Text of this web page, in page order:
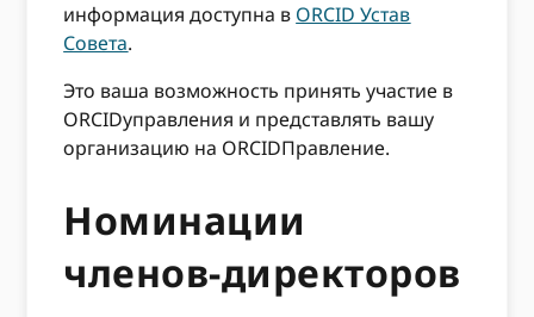
информация доступна в ORCID Устав
Совета.
Это ваша возможность принять участие в
ORCIDуправления и представлять вашу
организацию на ORCIDПравление.
Номинации
членов-директоров